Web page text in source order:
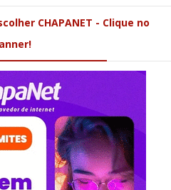
CHAPANET - Clique no